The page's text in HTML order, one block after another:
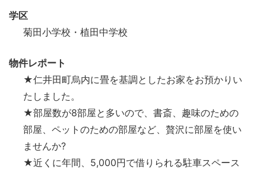
学区
菊田小学校・植田中学校
物件レポート
★仁井田町烏内に畳を基調としたお家をお預かりい
たしました。
★部屋数が8部屋と多いので、書斎、趣味のための
部屋、ペットのための部屋など、贅沢に部屋を使い
ませんか?
★近くに年間、5,000円で借りられる駐車スペース